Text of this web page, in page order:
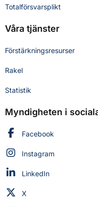
Totalförsvarsplikt
Våra tjänster
Förstärkningsresurser
Rakel
Statistik
Myndigheten i
Myndigheten för civilt
Facebook
Myndigheten för civilt
Instagram
Myndigheten för civilt
LinkedIn
Myndigheten för civilt
X